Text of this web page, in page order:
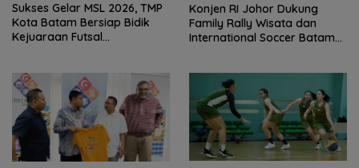
Sukses Gelar MSL 2026, TMP
Kota Batam Bersiap Bidik
Kejuaraan Futsal
Konjen RI Johor Dukung
Family Rally Wisata dan
International Soccer Batam